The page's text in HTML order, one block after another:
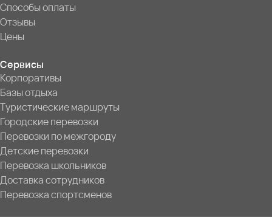
Способы оплаты
Отзывы
Цены
Сервисы
Корпоративы
Базы отдыха
Туристические маршруты
Городские перевозки
Перевозки по межгороду
Детские перевозки
Перевозка школьников
Доставка сотрудников
Перевозка спортсменов